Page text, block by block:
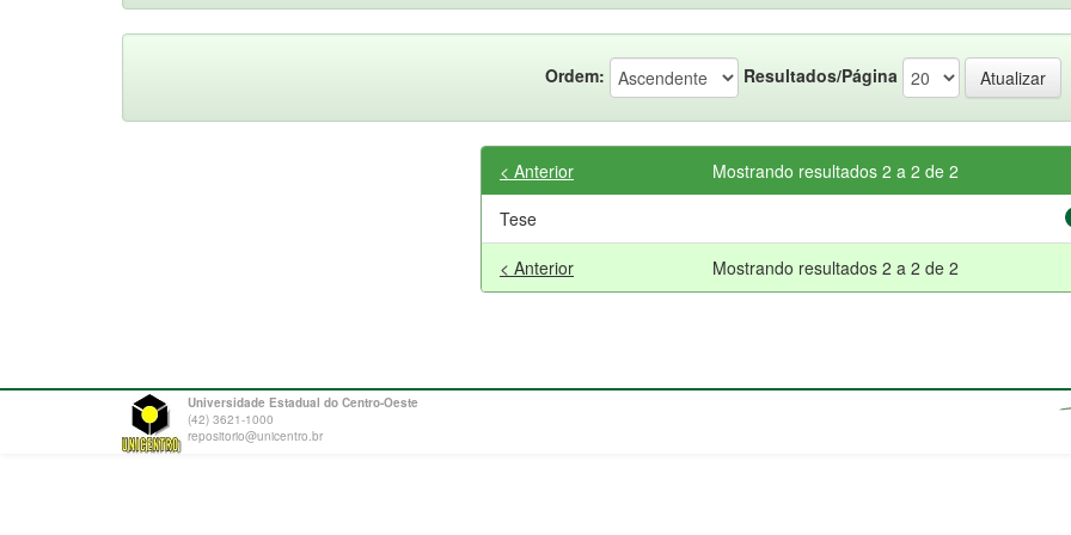
Ordem: Resultados/Página
Mostrando resultados 2 a 2 de 2
< Anterior
Tese
Mostrando resultados 2 a 2 de 2
< Anterior
Universidade Estadual do Centro-Oeste
(42) 3621-1000
repositorio@unicentro.br